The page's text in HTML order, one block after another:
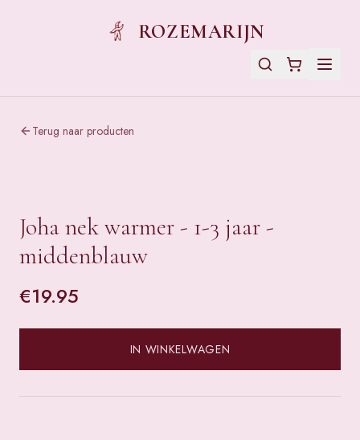
ROZEMARIJN
Terug naar producten
Joha nek warmer - 1-3 jaar -
middenblauw
€19.95
IN WINKELWAGEN